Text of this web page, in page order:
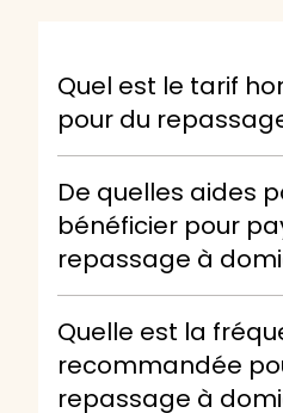
Quel est le tarif
pour du
De quelles aides
bénéficier pour
repassage à
Quelle est la
recommandée
repassage à